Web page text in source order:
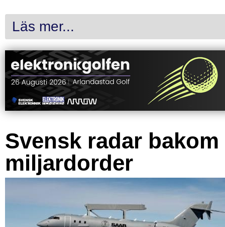
Läs mer...
Svensk radar bakom
miljardorder